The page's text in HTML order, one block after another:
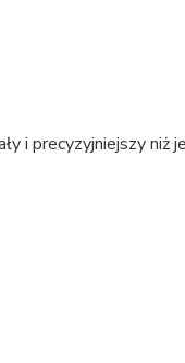
i precyzyjniejszy niż